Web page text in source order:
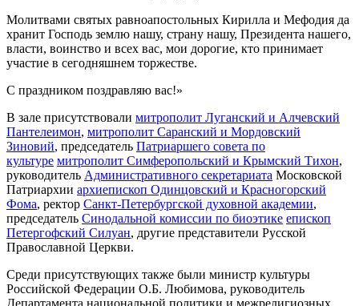
Молитвами святых равноапостольных Кирилла и Мефодия да
хранит Господь землю нашу, страну нашу, Президента нашего,
власти, воинство и всех вас, мои дорогие, кто принимает
участие в сегодняшнем торжестве.
С праздником поздравляю вас!»
В зале присутствовали митрополит Луганский и Алчевский
Пантелеимон, митрополит Саранский и Мордовский
Зиновий, председатель Патриаршего совета по
культуре митрополит Симферопольский и Крымский Тихон,
руководитель Административного секретариата Московской
Патриархии архиепископ Одинцовский и Красногорский
Фома, ректор Санкт-Петербургской духовной академии,
председатель Синодальной комиссии по биоэтике епископ
Петергофский Силуан, другие представители Русской
Православной Церкви.
Среди присутствующих также были министр культуры
Российской Федерации О.Б. Любимова, руководитель
Департамента национальной политики и межрелигиозных